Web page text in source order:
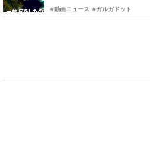
#動画ニュース #ガルガドット